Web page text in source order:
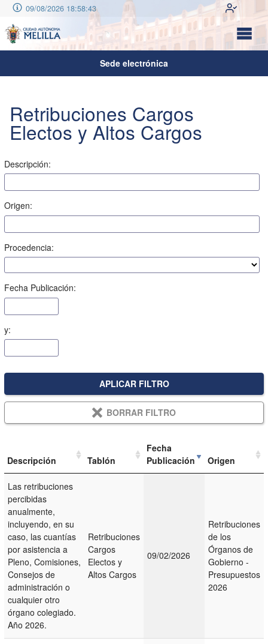
09/08/2026 18:58:43
Sede electrónica
Retribuciones Cargos
Electos y Altos Cargos
Descripción:
Origen:
Procedencia:
Fecha Publicación:
y:
APLICAR FILTRO
BORRAR FILTRO
Descripción Tablón
Fecha
Publicación
Origen
Las retribuciones
percibidas
anualmente,
incluyendo, en su
caso, las cuantías
por asistencia a
Pleno, Comisiones,
Consejos de
administración o
cualquier otro
órgano colegiado.
Año 2026.
Retribuciones
Cargos
Electos y
Altos Cargos
09/02/2026
Retribuciones
de los
Órganos de
Gobierno -
Presupuestos
2026